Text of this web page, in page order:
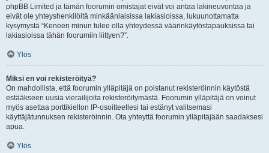
phpBB Limited ja tämän foorumin omistajat eivät voi antaa lakineuvontaa ja
eivät ole yhteyshenkilöitä minkäänlaisissa lakiasioissa, lukuunottamatta
kysymystä “Keneen minun tulee olla yhteydessä väärinkäytöstapauksissa tai
lakiasioissa tähän foorumiin liittyen?”.
Ylös
Miksi en voi rekisteröityä?
On mahdollista, että foorumin ylläpitäjä on poistanut rekisteröinnin käytöstä
estääkseen uusia vierailijoita rekisteröitymästä. Foorumin ylläpitäjä on voinut
myös asettaa porttikiellon IP-osoitteellesi tai estänyt valitsemasi
käyttäjätunnuksen rekisteröinnin. Ota yhteyttä foorumin ylläpitäjään saadaksesi
apua.
Ylös